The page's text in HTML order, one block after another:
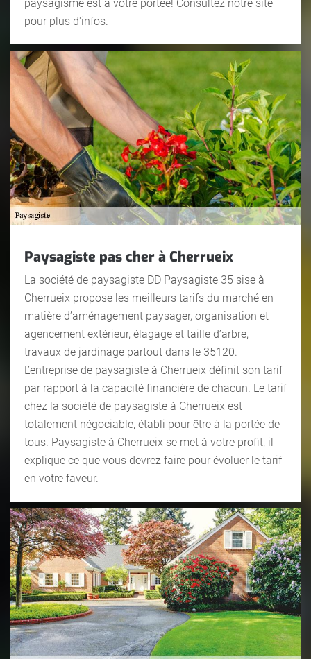
paysagisme est à votre portée! Consultez notre site
pour plus d'infos.
Paysagiste pas cher à Cherrueix
La société de paysagiste DD Paysagiste 35 sise à
Cherrueix propose les meilleurs tarifs du marché en
matière d’aménagement paysager, organisation et
agencement extérieur, élagage et taille d’arbre,
travaux de jardinage partout dans le 35120.
L’entreprise de paysagiste à Cherrueix définit son tarif
par rapport à la capacité financière de chacun. Le tarif
chez la société de paysagiste à Cherrueix est
totalement négociable, établi pour être à la portée de
tous. Paysagiste à Cherrueix se met à votre profit, il
explique ce que vous devrez faire pour évoluer le tarif
en votre faveur.